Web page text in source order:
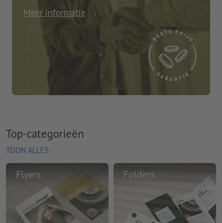
Meer informatie
Top-categorieën
TOON ALLES
Flyers Folders